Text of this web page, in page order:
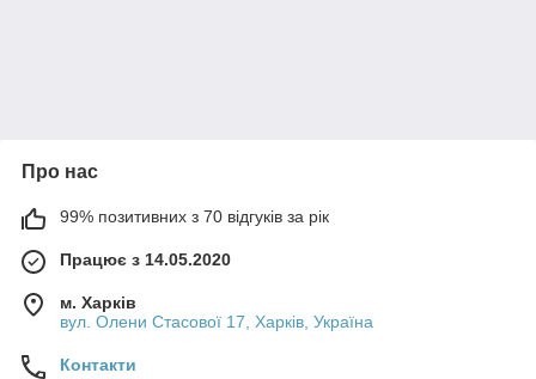
Про нас
99% позитивних з 70 відгуків за рік
Працює з 14.05.2020
м. Харків
вул. Олени Стасової 17, Харків, Україна
Контакти